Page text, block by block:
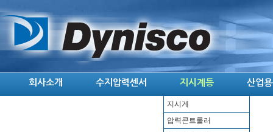
회사소개 수지압력센서 지시계등
지시계
압력콘트롤러
산업